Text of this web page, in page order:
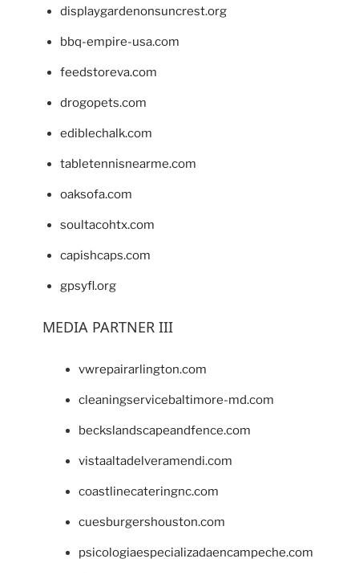
displaygardenonsuncrest.org
bbq-empire-usa.com
feedstoreva.com
drogopets.com
ediblechalk.com
tabletennisnearme.com
oaksofa.com
soultacohtx.com
capishcaps.com
gpsyfl.org
MEDIA PARTNER III
vwrepairarlington.com
cleaningservicebaltimore-md.com
beckslandscapeandfence.com
vistaaltadelveramendi.com
coastlinecateringnc.com
cuesburgershouston.com
psicologiaespecializadaencampeche.com